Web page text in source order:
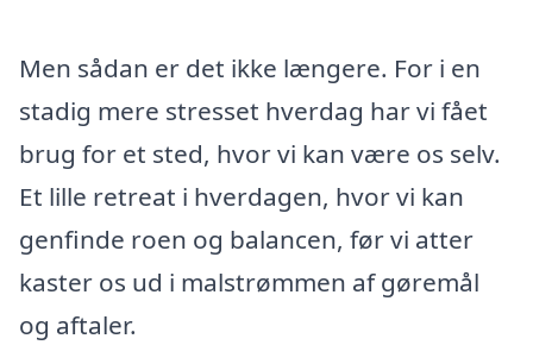
Men sådan er det ikke længere. For i en
stadig mere stresset hverdag har vi fået
brug for et sted, hvor vi kan være os selv.
Et lille retreat i hverdagen, hvor vi kan
genfinde roen og balancen, før vi atter
kaster os ud i malstrømmen af gøremål
og aftaler.